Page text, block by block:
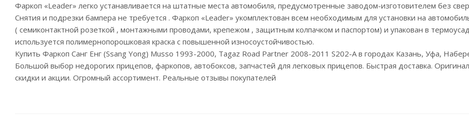
Фаркоп «Leader» легко устанавливается на штатные места автомобиля, предусмотренные заводом-изготовителем без
Снятия и подрезки бампера не требуется . Фаркоп «Leader» укомплектован всем необходимым для установки на
( семиконтактной розеткой , монтажными проводами, крепежом , защитным колпачком и паспортом) и упакован в
используется полимернопорошковая краска с повышенной износоустойчивостью.
Купить Фаркоп Санг Енг (Ssang Yong) Musso 1993-2000, Tagaz Road Partner 2008-2011 S202-A в городах Казань, Уфа,
Большой выбор недорогих прицепов, фаркопов, автобоксов, запчастей для легковых прицепов. Быстрая доставка.
скидки и акции. Огромный ассортимент. Реальные отзывы покупателей